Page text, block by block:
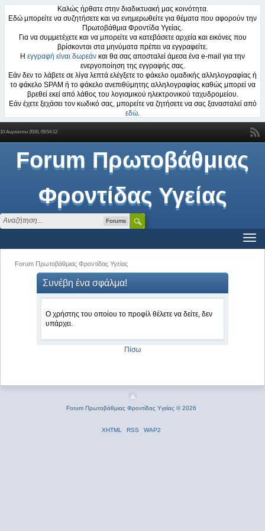
Καλώς ήρθατε στην διαδικτυακή μας κοινότητα.
Εδώ μπορείτε να συζητήσετε και να ενημερωθείτε για θέματα που αφορούν την
Πρωτοβάθμια Φροντίδα Υγείας.
Για να συμμετέχετε και να μπορείτε να κατεβάσετε αρχεία και εικόνες που
βρίσκονται στα μηνύματα πρέπει να εγγραφείτε.
Η εγγραφή είναι δωρεάν και θα σας αποσταλεί άμεσα ένα e-mail για την
ενεργοποίηση της εγγραφής σας.
Εάν δεν το λάβετε σε λίγα λεπτά ελέγξετε το φάκελο ομαδικής αλληλογραφίας ή
το φάκελο SPAM ή το φάκελο ανεπιθύμητης αλληλογραφίας καθώς μπορεί να
βρεθεί εκεί από λάθος του λογισμικού ηλεκτρονικού ταχυδρομείου.
Εάν έχετε ξεχάσει τον κωδικό σας, μπορείτε να ζητήσετε να σας ξανασταλεί από
εδώ.
10 Αυγούστου 2026, 09:54:12
Forum Πρωτοβάθμιας
Φροντίδας Υγείας
Forums
Forum Πρωτοβάθμιας Φροντίδας Υγείας
Συνέβη ένα σφάλμα!
Ο χρήστης του οποίου το προφίλ θέλετε να δείτε, δεν
υπάρχει.
Πίσω
Forum Πρωτοβάθμιας Φροντίδας Υγείας © 2026
XHTML RSS WAP2